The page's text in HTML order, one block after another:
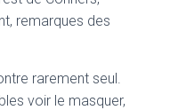
remarques des
rarement seul.
voir le masquer,